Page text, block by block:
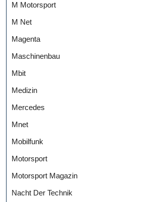
M Motorsport
M Net
Magenta
Maschinenbau
Mbit
Medizin
Mercedes
Mnet
Mobilfunk
Motorsport
Motorsport Magazin
Nacht Der Technik